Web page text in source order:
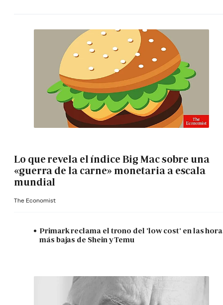
Lo que revela el índice Big Mac sobre una
«guerra de la carne» monetaria a escala
mundial
The Economist
Primark reclama el trono del 'low cost' en las
más bajas de Shein y Temu